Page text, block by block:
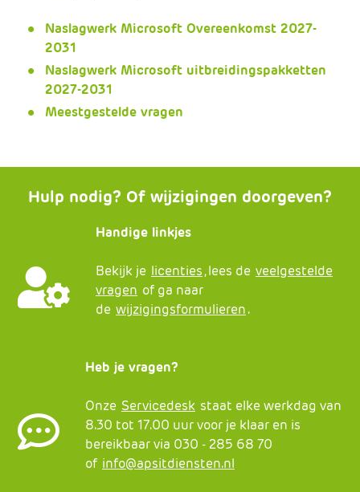
Naslagwerk Microsoft Overeenkomst 2027-
2031
Naslagwerk Microsoft uitbreidingspakketten
2027-2031
Meestgestelde vragen
Hulp nodig? Of wijzigingen doorgeven?
Handige linkjes
Bekijk je licenties, lees de veelgestelde
vragen of ga naar
de wijzigingsformulieren.
Heb je vragen?
Onze Servicedesk staat elke werkdag van
8.30 tot 17.00 uur voor je klaar en is
bereikbaar via 030 - 285 68 70
of info@apsitdiensten.nl